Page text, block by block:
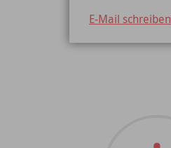
E-Mail schreiben